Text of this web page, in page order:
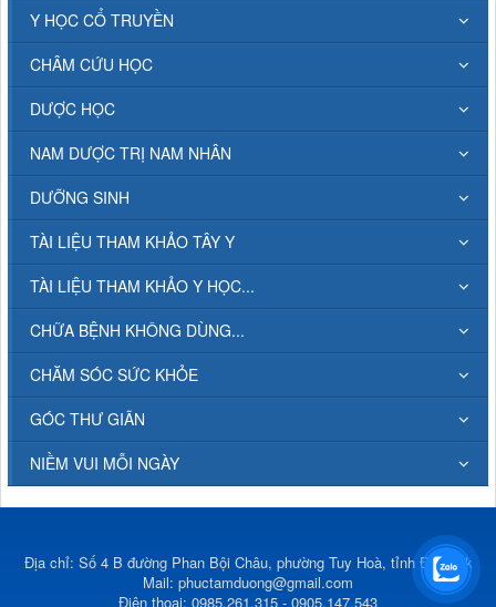
Y HỌC CỔ TRUYỀN
CHÂM CỨU HỌC
DƯỢC HỌC
NAM DƯỢC TRỊ NAM NHÂN
DƯỠNG SINH
TÀI LIỆU THAM KHẢO TÂY Y
TÀI LIỆU THAM KHẢO Y HỌC...
CHỮA BỆNH KHÔNG DÙNG...
CHĂM SÓC SỨC KHỎE
GÓC THƯ GIÃN
NIỀM VUI MỖI NGÀY
Địa chỉ: Số 4 B đường Phan Bội Châu, phường Tuy Hoà, tỉnh Đắk Lắk
Mail: phuctamduong@gmail.com
Điện thoại: 0985.261.315 - 0905.147.543